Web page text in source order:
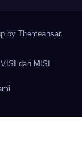
by Themeansar.
VISI dan MISI